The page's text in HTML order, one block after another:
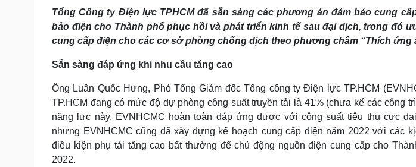
Tin nóng
Tư vấn luật
Việt Nam
Phân tích
Lịch thi đấu bóng đá
Thế giới thể thao
eSports
Sức khỏe
Dinh dưỡng - món ngon
Cây thuốc
Sản phụ khoa
Nhi khoa
Nam khoa
Làm đẹp - giảm cân
Phòng mạch online
Nhà đẹp
Blog
Tình yêu - Gia đình
Sân khấu - Điện ảnh
Văn học
Âm nhạc
Tổng Công ty Điện lực TPHCM đã sẵn sàng các phương án đảm bảo cung
bảo điện cho Thành phố phục hồi và phát triển kinh tế sau đại dịch, trong đó
cung cấp điện cho các cơ sở phòng chống dịch theo phương châm “Thích ứng
Sẵn sàng đáp ứng khi nhu cầu tăng cao
Ông Luân Quốc Hưng, Phó Tổng Giám đốc Tổng công ty Điện lực TP.HCM
TP.HCM đang có mức độ dự phòng công suất truyền tải là 41% (chưa kể các công
năng lực này, EVNHCMC hoàn toàn đáp ứng được với công suất tiêu thụ cực
nhưng EVNHCMC cũng đã xây dựng kế hoạch cung cấp điện năm 2022 với các
điều kiện phụ tải tăng cao bất thường để chủ động nguồn điện cung cấp cho
2022.